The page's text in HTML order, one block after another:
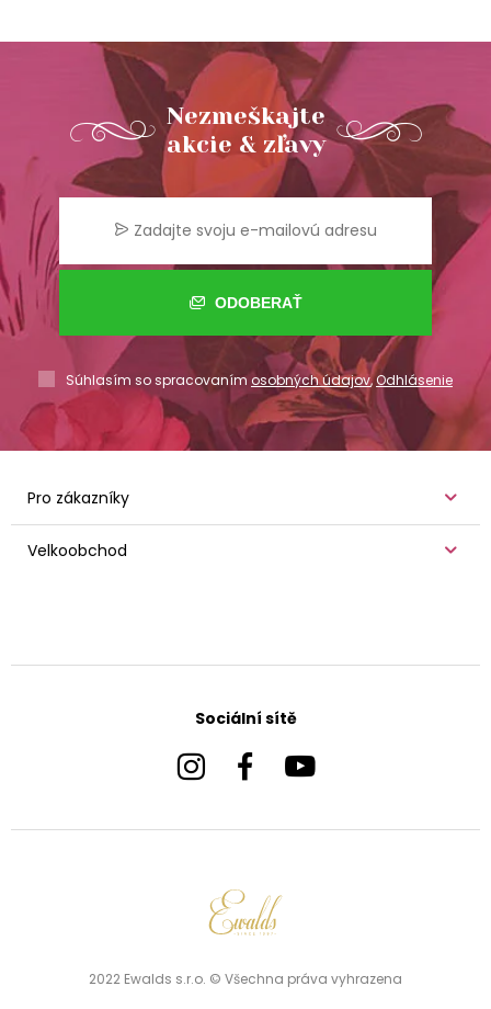
Nezmeškajte
akcie & zľavy
ODOBERAŤ
Súhlasím so spracovaním osobných údajov,Odhlásenie
Pro zákazníky
Velkoobchod
Sociální sítě
2022 Ewalds s.r.o. © Všechna práva vyhrazena